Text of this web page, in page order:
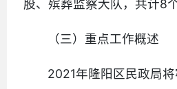
股、殡葬监察大队，共计8
（三）重点工作概述
2021年隆阳区民政局